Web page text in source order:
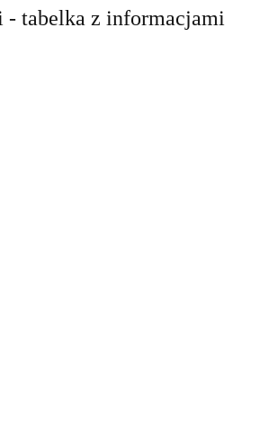
- tabelka z informacjami